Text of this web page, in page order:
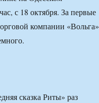
с 18 октября. За первые
компании
сказка Риты» раз